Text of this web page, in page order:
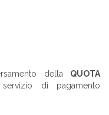
della QUOTA
di pagamento